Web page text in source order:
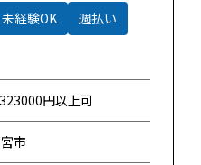
未経験OK
週払い
円以上可
市